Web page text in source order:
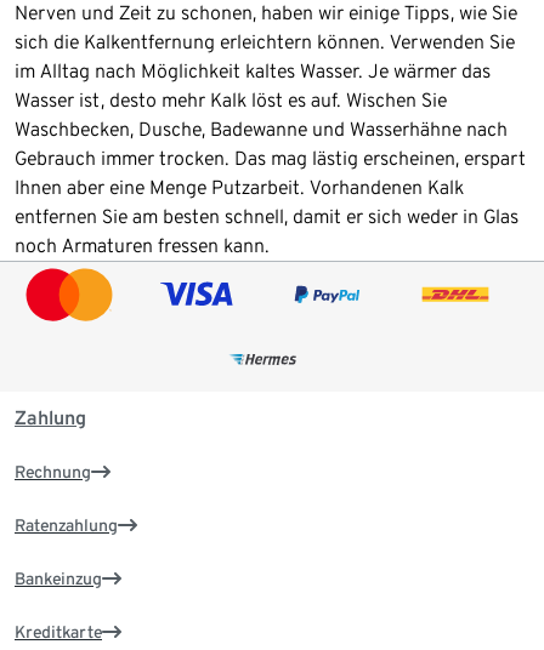
Nerven und Zeit zu schonen, haben wir einige Tipps, wie Sie
sich die Kalkentfernung erleichtern können. Verwenden Sie
im Alltag nach Möglichkeit kaltes Wasser. Je wärmer das
Wasser ist, desto mehr Kalk löst es auf. Wischen Sie
Waschbecken, Dusche, Badewanne und Wasserhähne nach
Gebrauch immer trocken. Das mag lästig erscheinen, erspart
Ihnen aber eine Menge Putzarbeit. Vorhandenen Kalk
entfernen Sie am besten schnell, damit er sich weder in Glas
noch Armaturen fressen kann.
Zahlung
Rechnung
Ratenzahlung
Bankeinzug
Kreditkarte